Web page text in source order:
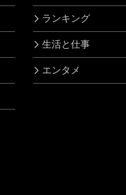
ランキング
生活と仕事
エンタメ